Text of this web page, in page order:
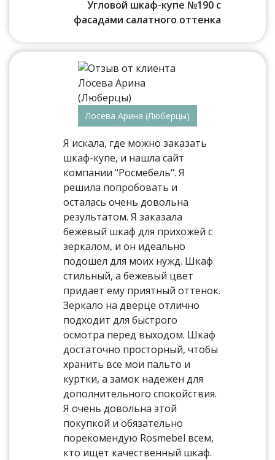
Угловой шкаф-купе №190 с
фасадами салатного оттенка
Лосева Арина (Люберцы)
Я искала, где можно заказать
шкаф-купе, и нашла сайт
компании "Росмебель". Я
решила попробовать и
осталась очень довольна
результатом. Я заказала
бежевый шкаф для прихожей с
зеркалом, и он идеально
подошел для моих нужд. Шкаф
стильный, а бежевый цвет
придает ему приятный оттенок.
Зеркало на дверце отлично
подходит для быстрого
осмотра перед выходом. Шкаф
достаточно просторный, чтобы
хранить все мои пальто и
куртки, а замок надежен для
дополнительного спокойствия.
Я очень довольна этой
покупкой и обязательно
порекомендую Rosmebel всем,
кто ищет качественный шкаф.